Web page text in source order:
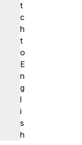
t
c
h
t
o
E
n
g
l
i
s
h